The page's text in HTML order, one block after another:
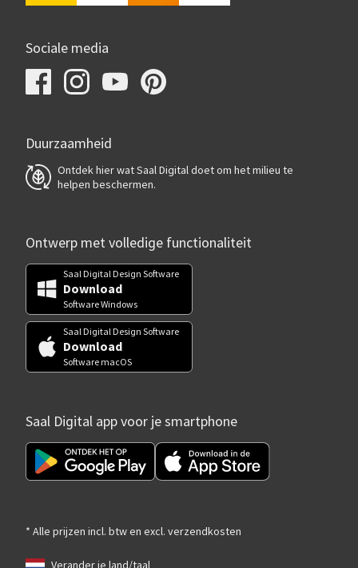
Sociale media
Duurzaamheid
Ontdek hier wat Saal Digital doet om het milieu te
helpen beschermen.
Ontwerp met volledige functionaliteit
Saal Digital Design Software
Download
Software Windows
Saal Digital Design Software
Download
Software macOS
Saal Digital app voor je smartphone
* Alle prijzen incl. btw en excl. verzendkosten
Verander je land/taal